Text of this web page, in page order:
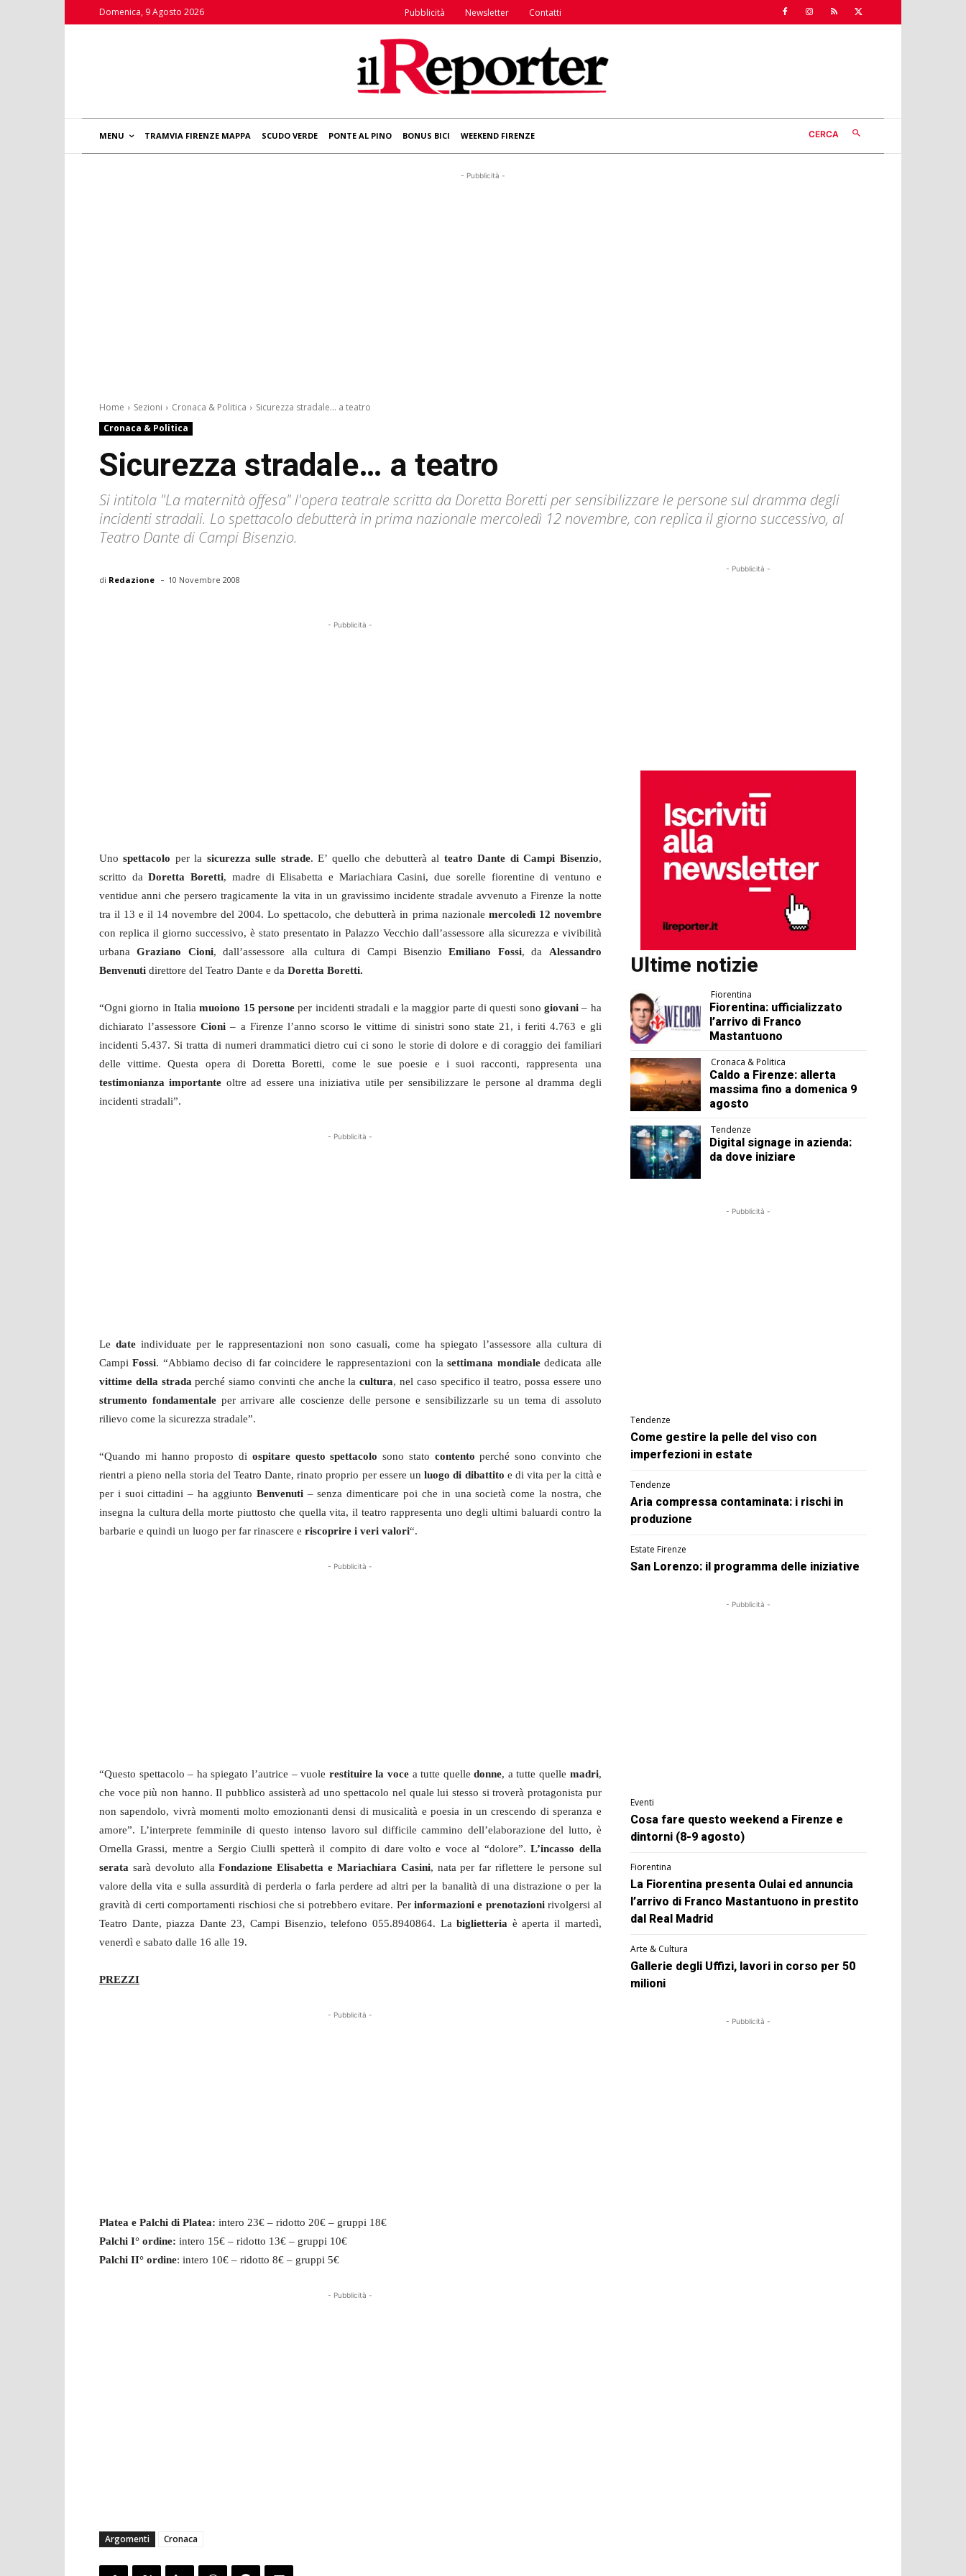
Domenica, 9 Agosto 2026 Pubblicità Newsletter Contatti
MENU TRAMVIA FIRENZE MAPPA SCUDO VERDE PONTE AL PINO BONUS BICI WEEKEND FIRENZE CERCA
- Pubblicità -
Home Sezioni Cronaca & Politica
Sicurezza stradale... a teatro
Cronaca & Politica
Sicurezza stradale… a teatro
Si intitola "La maternità offesa" l'opera teatrale scritta da Doretta Boretti per sensibilizzare le persone sul dramma degli
incidenti stradali. Lo spettacolo debutterà in prima nazionale mercoledì 12 novembre, con replica il giorno successivo, al
Teatro Dante di Campi Bisenzio.
di Redazione - 10 Novembre 2008
- Pubblicità -
Unospettacolo per la sicurezza sulle strade. E’ quello che debutterà al teatro Dante di Campi Bisenzio,
scritto daDoretta Boretti, madre di Elisabetta e Mariachiara Casini, due sorelle fiorentine di ventuno e
ventidue anni che persero tragicamente la vita in un gravissimo incidente stradale avvenuto a Firenze la notte
tra il 13 e il 14 novembre del 2004. Lo spettacolo, che debutterà in prima nazionale mercoledì 12 novembre
con replica il giorno successivo, è stato presentato in Palazzo Vecchio dall’assessore alla sicurezza e vivibilità
urbanaGraziano Cioni, dall’assessore alla cultura di Campi Bisenzio Emiliano Fossi, da Alessandro
Benvenuti direttore del Teatro Dante e da Doretta Boretti.
“Ogni giorno in Italiamuoiono 15 persone per incidenti stradali e la maggior parte di questi sono giovani– ha
dichiarato l’assessoreCioni– a Firenze l’anno scorso le vittime di sinistri sono state 21, i feriti 4.763 e gli
incidenti 5.437. Si tratta di numeri drammatici dietro cui ci sono le storie di dolore e di coraggio dei familiari
delle vittime. Questa opera di Doretta Boretti, come le sue poesie e i suoi racconti, rappresenta una
testimonianza importante oltre ad essere una iniziativa utile per sensibilizzare le persone al dramma degli
incidenti stradali”.
- Pubblicità -
Le date individuate per le rappresentazioni non sono casuali, come ha spiegato l’assessore alla cultura di
CampiFossi. “Abbiamo deciso di far coincidere le rappresentazioni con lasettimana mondialededicata alle
vittime della stradaperché siamo convinti che anche lacultura, nel caso specifico il teatro, possa essere uno
strumento fondamentale per arrivare alle coscienze delle persone e sensibilizzarle su un tema di assoluto
rilievo come la sicurezza stradale”.
“Quando mi hanno proposto di ospitare questo spettacolo sono stato contentoperché sono convinto che
rientri a pieno nella storia del Teatro Dante, rinato proprio per essere unluogo di dibattito e di vita per la città e
per i suoi cittadini – ha aggiunto Benvenuti – senza dimenticare poi che in una società come la nostra, che
insegna la cultura della morte piuttosto che quella vita, il teatro rappresenta uno degli ultimi baluardi contro la
barbarie e quindi un luogo per far rinascere e riscoprire i veri valori“.
- Pubblicità -
“Questo spettacolo – ha spiegato l’autrice – vuole restituire la vocea tutte quelledonne, a tutte quelle madri,
che voce più non hanno. Il pubblico assisterà ad uno spettacolo nel quale lui stesso si troverà protagonista pur
non sapendolo, vivrà momenti molto emozionanti densi di musicalità e poesia in un crescendo di speranza e
amore”. L’interprete femminile di questo intenso lavoro sul difficile cammino dell’elaborazione del lutto, è
Ornella Grassi, mentre a Sergio Ciulli spetterà il compito di dare volto e voce al “dolore”.L’incasso della
serata sarà devoluto allaFondazione Elisabetta e Mariachiara Casini, nata per far riflettere le persone sul
valore della vita e sulla assurdità di perderla o farla perdere ad altri per la banalità di una distrazione o per la
gravità di certi comportamenti rischiosi che si potrebbero evitare. Perinformazioni e prenotazionirivolgersi al
Teatro Dante, piazza Dante 23, Campi Bisenzio, telefono 055.8940864. Labiglietteria è aperta il martedì,
venerdì e sabato dalle 16 alle 19.
PREZZI
- Pubblicità -
Platea e Palchi di Platea: intero 23€ – ridotto 20€ – gruppi 18€
Palchi I° ordine: intero 15€ – ridotto 13€ – gruppi 10€
Palchi II° ordine: intero 10€ – ridotto 8€ – gruppi 5€
- Pubblicità -
Argomenti Cronaca
- Pubblicità -
Ultime notizie
Fiorentina
Fiorentina: ufficializzato
l’arrivo di Franco
Mastantuono
Cronaca & Politica
Caldo a Firenze: allerta
massima fino a domenica 9
agosto
Tendenze
Digital signage in azienda:
da dove iniziare
- Pubblicità -
Tendenze
Come gestire la pelle del viso con
imperfezioni in estate
Tendenze
Aria compressa contaminata: i rischi in
produzione
Estate Firenze
San Lorenzo: il programma delle iniziative
- Pubblicità -
Eventi
Cosa fare questo weekend a Firenze e
dintorni (8-9 agosto)
Fiorentina
La Fiorentina presenta Oulai ed annuncia
l’arrivo di Franco Mastantuono in prestito
dal Real Madrid
Arte & Cultura
Gallerie degli Uffizi, lavori in corso per 50
milioni
- Pubblicità -